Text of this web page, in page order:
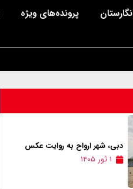
نگارستان پرونده‌های ویژه
دبی، شهر ارواح به روایت عکس
۱ ثور ۱۴۰۵